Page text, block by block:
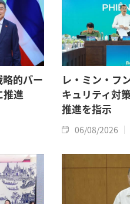
的パー
推進
レ・ミン・フ
キュリティ対
推進を指示
06/08/2026